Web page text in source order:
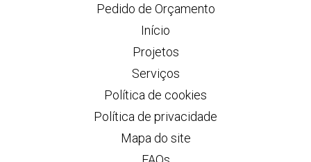
página
Facebook
página
de
Instagram
página
Pedido de Orçamento
Início
Projetos
Serviços
Política de cookies
Política de privacidade
Mapa do site